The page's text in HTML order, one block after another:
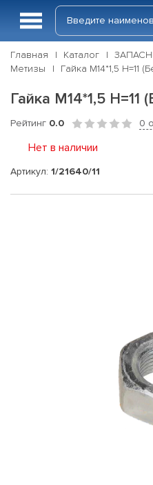
Главная Каталог
Метизы
Гайка М14*1,5 H=11
Гайка М14*1,5 H=11
Рейтинг 0.0 0
Нет в наличии
Артикул: 1/21640/11